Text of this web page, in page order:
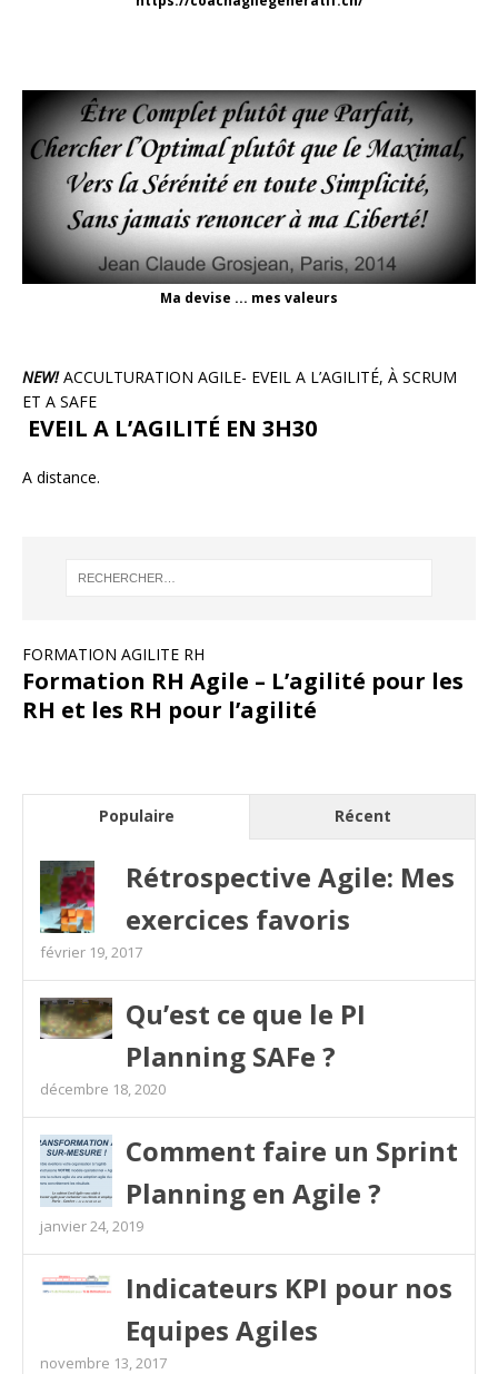
Ma devise ... mes valeurs
NEW!ACCULTURATION AGILE- EVEIL A L’AGILITÉ, À SCRUM
ET A SAFE
EVEIL A L’AGILITÉ EN 3H30
A distance.
FORMATION AGILITE RH
Formation RH Agile – L’agilité pour les
RH et les RH pour l’agilité
Populaire Récent
Rétrospective Agile: Mes
exercices favoris
février 19, 2017
Qu’est ce que le PI
Planning SAFe ?
décembre 18, 2020
Comment faire un Sprint
Planning en Agile ?
janvier 24, 2019
Indicateurs KPI pour nos
Equipes Agiles
novembre 13, 2017